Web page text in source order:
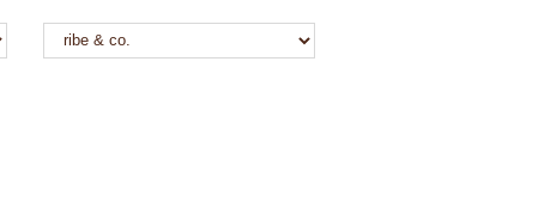
kategorije